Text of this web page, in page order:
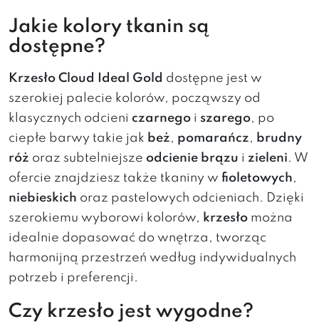
Jakie kolory tkanin są
dostępne?
Krzesło Cloud Ideal Gold dostępne jest w
szerokiej palecie kolorów, począwszy od
klasycznych odcieni czarnego i szarego, po
ciepłe barwy takie jak beż, pomarańcz, brudny
róż oraz subtelniejsze odcienie brązu i zieleni. W
ofercie znajdziesz także tkaniny w fioletowych,
niebieskich oraz pastelowych odcieniach. Dzięki
szerokiemu wyborowi kolorów, krzesło można
idealnie dopasować do wnętrza, tworząc
harmonijną przestrzeń według indywidualnych
potrzeb i preferencji.
Czy krzesło jest wygodne?